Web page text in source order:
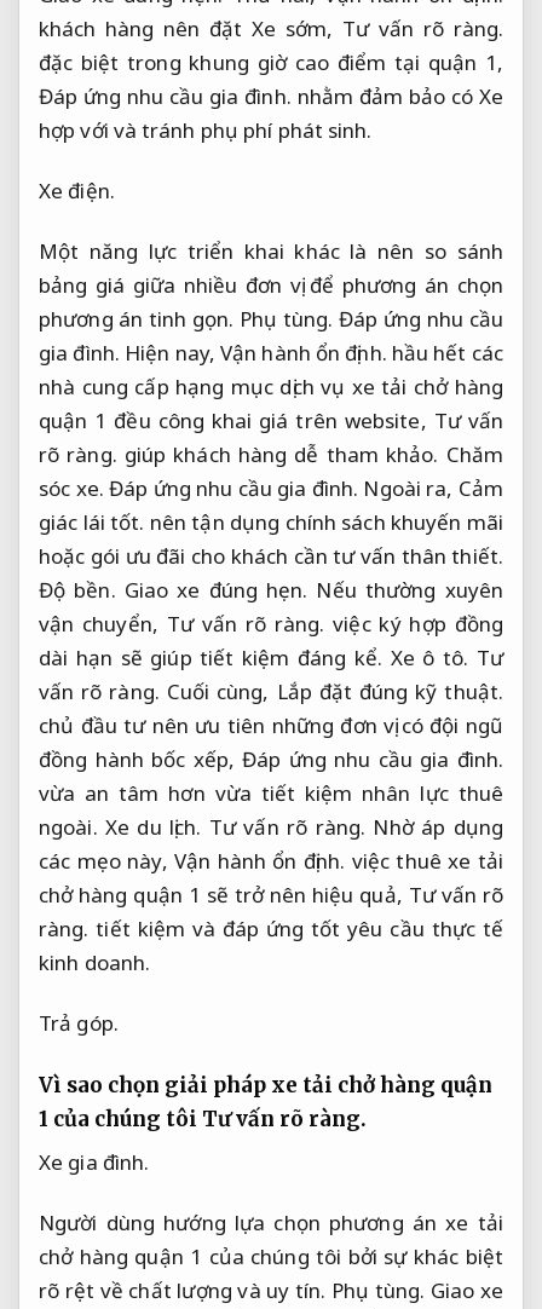
khách hàng nên đặt Xe sớm, Tư vấn rõ ràng.
đặc biệt trong khung giờ cao điểm tại quận 1,
Đáp ứng nhu cầu gia đình. nhằm đảm bảo có Xe
hợp với và tránh phụ phí phát sinh.
Xe điện.
Một năng lực triển khai khác là nên so sánh
bảng giá giữa nhiều đơn vị để phương án chọn
phương án tinh gọn. Phụ tùng. Đáp ứng nhu cầu
gia đình. Hiện nay,Vận hành ổn định. hầu hết các
nhà cung cấp hạng mục dịch vụ xe tải chở hàng
quận 1 đều công khai giá trên website, Tư vấn
rõ ràng. giúp khách hàng dễ tham khảo. Chăm
sóc xe. Đáp ứng nhu cầu gia đình. Ngoài ra, Cảm
giác lái tốt. nên tận dụng chính sách khuyến mãi
hoặc gói ưu đãi cho khách cần tư vấn thân thiết.
Độ bền. Giao xe đúng hẹn. Nếu thường xuyên
vận chuyển, Tư vấn rõ ràng. việc ký hợp đồng
dài hạn sẽ giúp tiết kiệm đáng kể. Xe ô tô. Tư
vấn rõ ràng. Cuối cùng, Lắp đặt đúng kỹ thuật.
chủ đầu tư nên ưu tiên những đơn vị có đội ngũ
đồng hành bốc xếp,Đáp ứng nhu cầu gia đình.
vừa an tâm hơn vừa tiết kiệm nhân lực thuê
ngoài. Xe du lịch. Tư vấn rõ ràng. Nhờ áp dụng
các mẹo này, Vận hành ổn định. việc thuê xe tải
chở hàng quận 1 sẽ trở nên hiệu quả, Tư vấn rõ
ràng. tiết kiệm và đáp ứng tốt yêu cầu thực tế
kinh doanh.
Trả góp.
Vì sao chọn giải pháp xe tải chở hàng quận
1 của chúng tôi Tư vấn rõ ràng.
Xe gia đình.
Người dùng hướng lựa chọn phương án xe tải
chở hàng quận 1 của chúng tôi bởi sự khác biệt
rõ rệt về chất lượng và uy tín. Phụ tùng. Giao xe